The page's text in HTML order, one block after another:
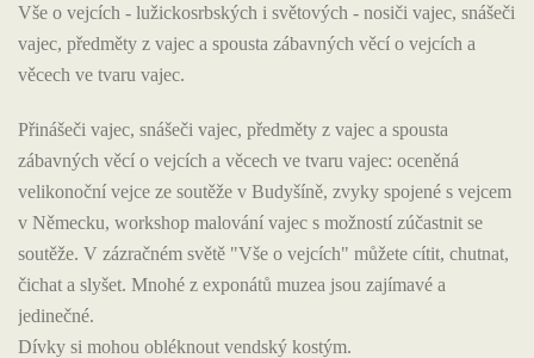
Vše o vejcích - lužickosrbských i světových - nosiči vajec, snášeči
vajec, předměty z vajec a spousta zábavných věcí o vejcích a
věcech ve tvaru vajec.
Přinášeči vajec, snášeči vajec, předměty z vajec a spousta
zábavných věcí o vejcích a věcech ve tvaru vajec: oceněná
velikonoční vejce ze soutěže v Budyšíně, zvyky spojené s vejcem
v Německu, workshop malování vajec s možností zúčastnit se
soutěže. V zázračném světě "Vše o vejcích" můžete cítit, chutnat,
čichat a slyšet. Mnohé z exponátů muzea jsou zajímavé a
jedinečné.
Dívky si mohou obléknout vendský kostým.